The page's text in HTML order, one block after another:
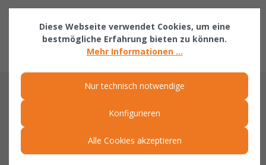
werden:
- Traversenständer
ÄHNLICHE ARTIKEL
Related products
Diese Webseite verwendet Cookies, um eine
bestmögliche Erfahrung bieten zu können.
Mehr Informationen ...
Nur technisch notwendige
Konfigurieren
Alle Cookies akzeptieren